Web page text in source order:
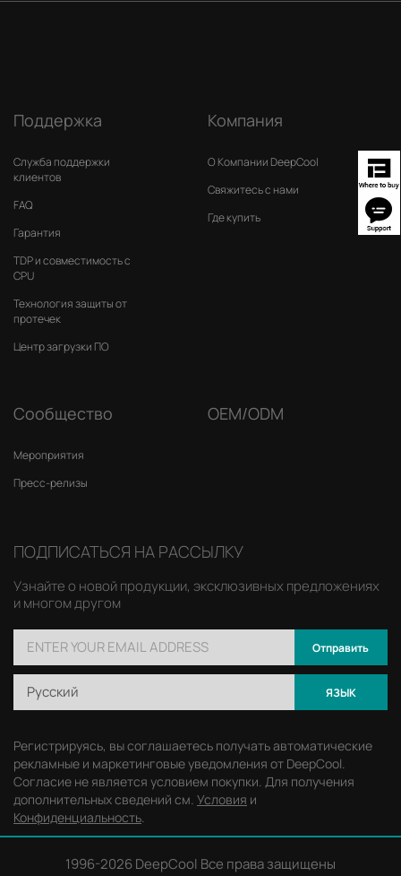
Поддержка
Служба поддержки
клиентов
FAQ
Гарантия
TDP и совместимость с
CPU
Технология защиты от
протечек
Центр загрузки ПО
Компания
О Компании DeepCool
Свяжитесь с нами
Где купить
Сообщество
Мероприятия
Пресс-релизы
OEM/ODM
ПОДПИСАТЬСЯ НА РАССЫЛКУ
Узнайте о новой продукции, эксклюзивных предложениях
и многом другом
Отправить
Русский ЯЗЫК
Регистрируясь, вы соглашаетесь получать автоматические
рекламные и маркетинговые уведомления от DeepCool.
Согласие не является условием покупки. Для получения
дополнительных сведений см. Условия и
Конфиденциальность.
1996-2026 DeepCool Все права защищены